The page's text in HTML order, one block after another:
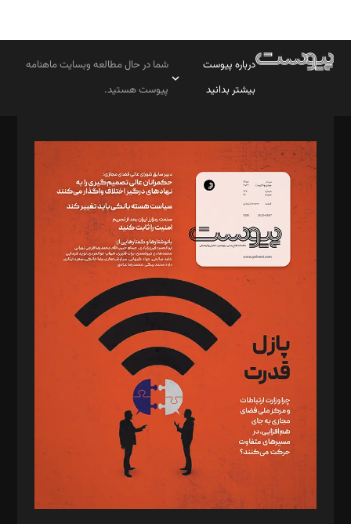
درباره پیوست
بیشتر بدانید
شما در حال مطالعه وبسایت ماهنامه
پیوست هستید.
مدیر مسئول: محمدباقر اثنی‌عشری
سردبیر: مهرک محمودی
دبیر تحریریه: میثم قاسمی
د‌بیر ناداستان: سمانه سمیع
د‌بیر خدمت و تجارت: ابوالفضل رجبی
د‌بیر حقوق فناوری: حسام‌الدین ایپکچی
د‌بیر پیوست جهان: مینا پاکدل
د‌بیر تحریریه آنلاین: بابک نقاش
تحریریه‌: مجتبی محمود‌ی، آرش برهمند، یسنا امان‌پور، سروش کرمیان،
مصطفی مسجدی آرانی، ابوالفضل رجبی، زهرا فکرانه، فائزه فتحی
رستمی،مصطفی باستان
ویرایش: نگار استاد‌‌آقا
طراح یونیفرم: مجید توکلی
فیلمبرداری و عکاسی: امیر شفیعی، مانی لطفی زاده
گرافیک و صفحه‌آرایی: سید‌سبحان‌علی ثابت
مد‌یر توسعه تجاری: کامبیز برید‌
امور مالی: شاپور رهبری، محمد‌ کاظمی‌نیا